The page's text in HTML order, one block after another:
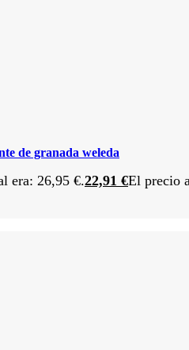
de granada weleda
era: 26,95 €.22,91 €El precio